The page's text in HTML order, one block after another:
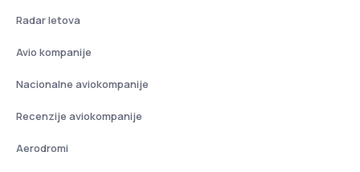
Radar letova
Avio kompanije
Nacionalne aviokompanije
Recenzije aviokompanije
Aerodromi